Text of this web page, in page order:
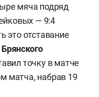
мяча подряд
— 9:4
это отставание
точку в матче
матча, набрав 19